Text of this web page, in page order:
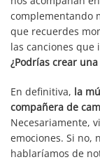
complementando
que recuerdes
las canciones que
¿Podrías crear
En definitiva, la
compañera de
Necesariamente,
emociones. Si no,
hablaríamos de